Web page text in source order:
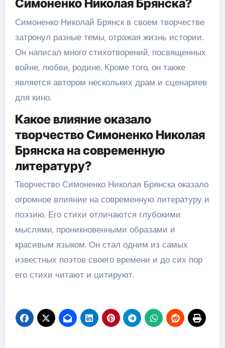
Симоненко Николая Брянска?
Симоненко Николай Брянск в своем творчестве
затронул разные темы, отражая жизнь истории.
Он написал много стихотворений, посвященных
войне, любви, родине. Кроме того, он также
является автором нескольких драм и сценариев
для кино.
Какое влияние оказало
творчество Симоненко Николая
Брянска на современную
литературу?
Творчество Симоненко Николая Брянска оказало
огромное влияние на современную литературу и
поэзию. Его стихи отличаются глубокими
мыслями, проникновенными образами и
красивым языком. Он стал одним из самых
известных поэтов своего времени и до сих пор
его стихи читают и цитируют.